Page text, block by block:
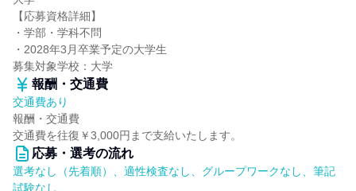
【応募資格詳細】
・学部・学科不問
・2028年3月卒業予定の大学生
募集対象学校：大学
報酬・交通費
交通費あり
報酬・交通費
交通費を往復￥3,000円まで支給いたします。
応募・選考の流れ
選考なし（先着順）、適性検査なし、グループワークなし、筆記
試験なし